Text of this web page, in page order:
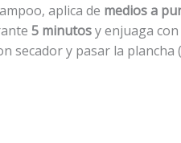
aplica de medios a
5 minutosy enjuaga
secador y pasar la plancha